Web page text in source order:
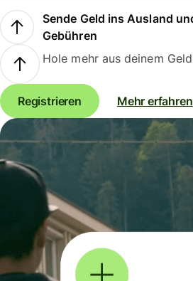
Sende Geld ins Ausland
Gebühren
Hole mehr aus deinem
Registrieren Mehr erfahren